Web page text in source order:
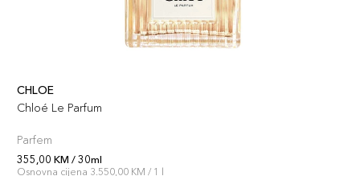
CHLOE
Chloé Le Parfum
Parfem
355,00 KM / 30ml
Osnovna cijena 3.550,00 KM / 1 l